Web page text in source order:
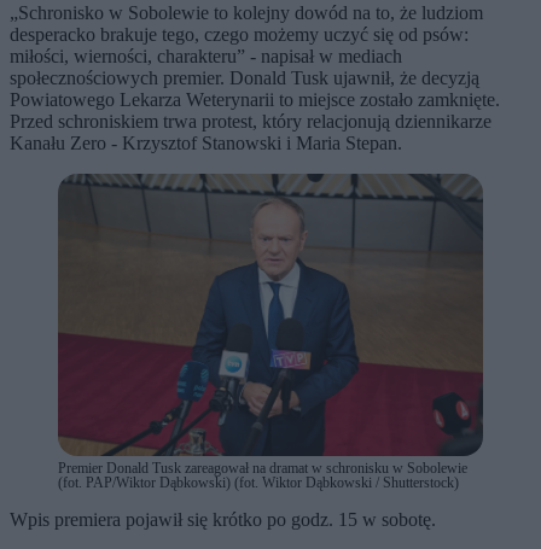
„Schronisko w Sobolewie to kolejny dowód na to, że ludziom
desperacko brakuje tego, czego możemy uczyć się od psów:
miłości, wierności, charakteru” - napisał w mediach
społecznościowych premier. Donald Tusk ujawnił, że decyzją
Powiatowego Lekarza Weterynarii to miejsce zostało zamknięte.
Przed schroniskiem trwa protest, który relacjonują dziennikarze
Kanału Zero - Krzysztof Stanowski i Maria Stepan.
Premier Donald Tusk zareagował na dramat w schronisku w Sobolewie
(fot. PAP/Wiktor Dąbkowski) (fot. Wiktor Dąbkowski / Shutterstock)
Wpis premiera pojawił się krótko po godz. 15 w sobotę.